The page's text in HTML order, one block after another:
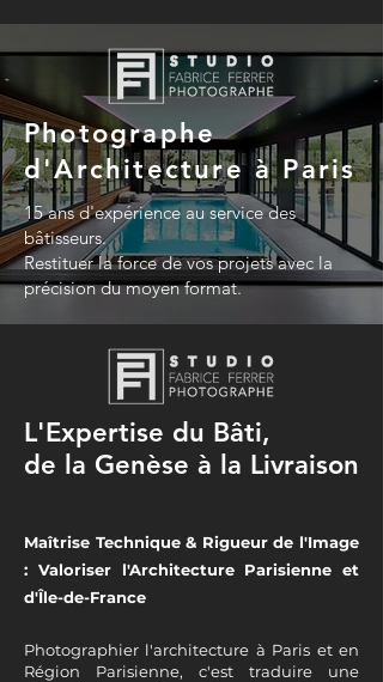
Photographe
d'Architecture à Paris
15 ans d'expérience au service des
bâtisseurs.
Restituer la force de vos projets avec la
précision du moyen format.
L'Expertise du Bâti,
de la Genèse à la Livraison
Maîtrise Technique & Rigueur de l'Image
: Valoriser l'Architecture Parisienne et
d'Île-de-France
Photographier l'architecture à Paris et en
Région Parisienne, c'est traduire une